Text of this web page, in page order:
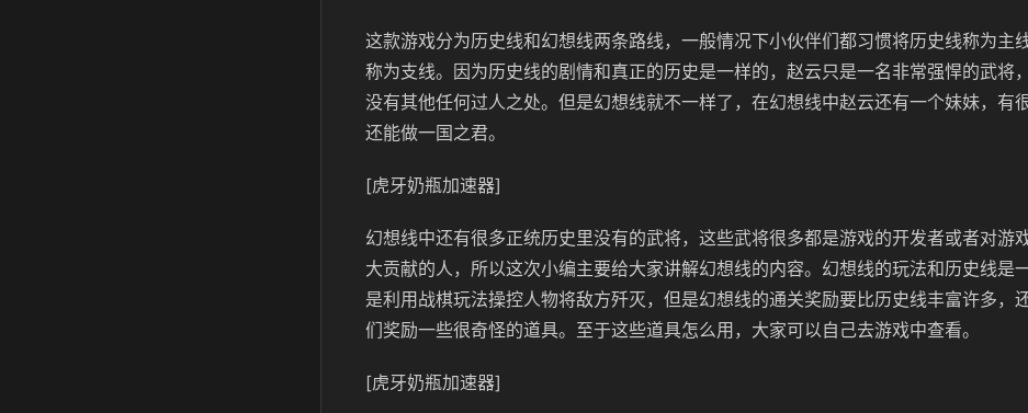
这款游戏分为历史线和幻想线两条路线，一般情况下小伙伴们都习惯将历史线称为主
称为支线。因为历史线的剧情和真正的历史是一样的，赵云只是一名非常强悍的武将
没有其他任何过人之处。但是幻想线就不一样了，在幻想线中赵云还有一个妹妹，有
还能做一国之君。
[虎牙奶瓶加速器]
幻想线中还有很多正统历史里没有的武将，这些武将很多都是游戏的开发者或者对游
大贡献的人，所以这次小编主要给大家讲解幻想线的内容。幻想线的玩法和历史线是
是利用战棋玩法操控人物将敌方歼灭，但是幻想线的通关奖励要比历史线丰富许多，
们奖励一些很奇怪的道具。至于这些道具怎么用，大家可以自己去游戏中查看。
[虎牙奶瓶加速器]